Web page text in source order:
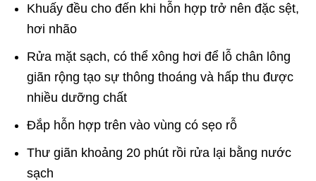
Khuấy đều cho đến khi hỗn hợp trở nên đặc sệt,
hơi nhão
Rửa mặt sạch, có thể xông hơi để lỗ chân lông
giãn rộng tạo sự thông thoáng và hấp thu được
nhiều dưỡng chất
Đắp hỗn hợp trên vào vùng có sẹo rỗ
Thư giãn khoảng 20 phút rồi rửa lại bằng nước
sạch